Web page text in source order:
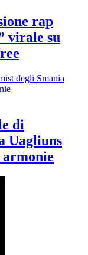
rap
virale su
di
Uagliuns